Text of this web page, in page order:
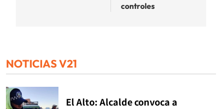
controles
NOTICIAS V21
El Alto: Alcalde convoca a